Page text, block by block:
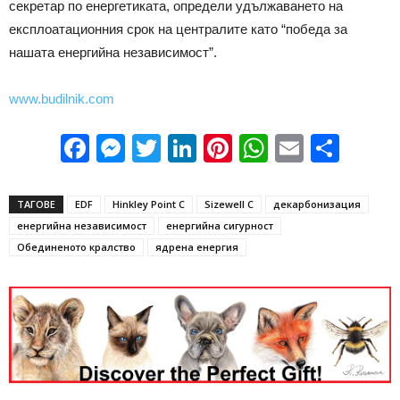
секретар по енергетиката, определи удължаването на
експлоатационния срок на централите като “победа за
нашата енергийна независимост”.
www.budilnik.com
Facebook
Messenger
Twitter
LinkedIn
Pinterest
WhatsApp
Email
ТАГОВЕ EDF Hinkley Point C Sizewell C
декарбонизация
енергийна независимост
енергийна сигурност
Обединеното кралство
ядрена енергия